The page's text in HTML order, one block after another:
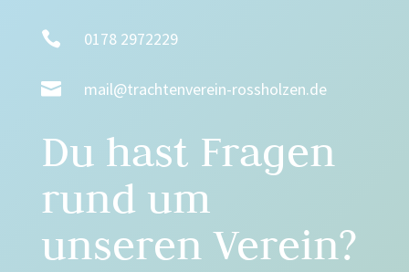
 0178 2972229
 mail@trachtenverein-rossholzen.de
Du hast Fragen
rund um
unseren Verein?